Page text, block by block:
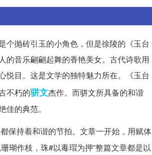
个抛砖引玉的小角色，但是徐陵的《玉台
的音乐翩翩起舞的香艳美女。古代诗歌用
悦目。这是文学的独特魅力所在。《玉台
不朽的骈文杰作。而骈文所具备的和谐
的典范。
保持着和谐的节拍。文章一开始，用赋体
瑚作枝，珠#以毒瑁为押”整篇文章都是以